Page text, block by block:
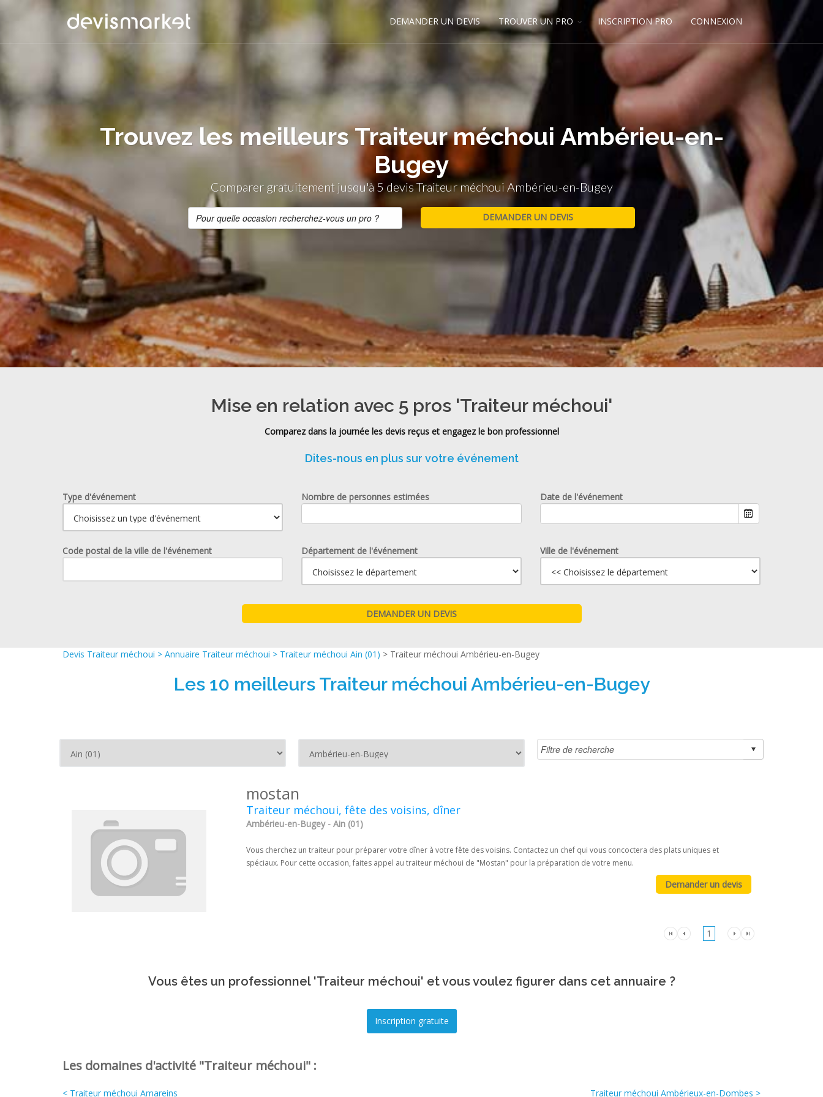
DEMANDER UN DEVIS TROUVER UN PRO INSCRIPTION PRO CONNEXION
Trouvez les meilleurs Traiteur méchoui Ambérieu-en-
Bugey
Comparer gratuitement jusqu'à 5 devis Traiteur méchoui Ambérieu-en-Bugey
Mise en relation avec 5 pros 'Traiteur méchoui'
Comparez dans la journée les devis reçus et engagez le bon professionnel
Dites-nous en plus sur votre événement
Type d'événement Nombre de personnes estimées
Date de l'événement
Code postal de la ville de l'événement Département de l'événement Ville de l'événement
Devis Traiteur méchoui > Annuaire Traiteur méchoui > Traiteur méchoui Ain (01) > Traiteur méchoui Ambérieu-en-Bugey
Les 10 meilleurs Traiteur méchoui Ambérieu-en-Bugey
mostan
Traiteur méchoui, fête des voisins, dîner
Ambérieu-en-Bugey - Ain (01)
Vous cherchez un traiteur pour préparer votre dîner à votre fête des voisins. Contactez un chef qui vous concoctera des plats uniques et
spéciaux. Pour cette occasion, faites appel au traiteur méchoui de "Mostan" pour la préparation de votre menu.
1
Vous êtes un professionnel 'Traiteur méchoui' et vous voulez figurer dans cet annuaire ?
Les domaines d'activité "Traiteur méchoui" :
< Traiteur méchoui Amareins Traiteur méchoui Ambérieux-en-Dombes >